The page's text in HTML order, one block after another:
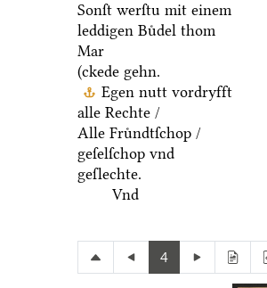
Sonſt werſtu mit einem
leddigen Buͤdel thom
Mar
(ckede gehn.
Egen nutt vordryfft
alle Rechte /
Alle Fruͤndtſchop /
geſelſchop vnd
geſlechte.
Vnd
4